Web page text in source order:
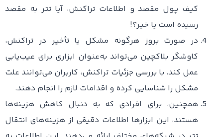
کیف پول مقصد و اطلاعات تراکنش، آیا تتر به مقصد
رسیده است یا خیر؟!
در صورت بروز هرگونه مشکل یا تأخیر در تراکنش،
کاوشگر بلاکچین می‌تواند به‌عنوان ابزاری برای عیب‌یابی
عمل کند. با بررسی جزئیات تراکنش، کاربران می‌توانند علت
مشکل را شناسایی کرده و اقدامات لازم را انجام دهند.
همچنین، برای افرادی که به دنبال کاهش هزینه‌ها
هستند، این ابزارها اطلاعات دقیقی از هزینه‌های انتقال